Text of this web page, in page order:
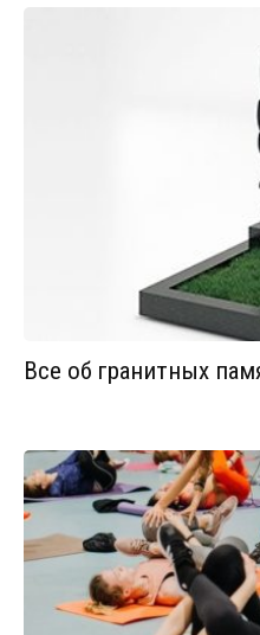
Все об гранитных